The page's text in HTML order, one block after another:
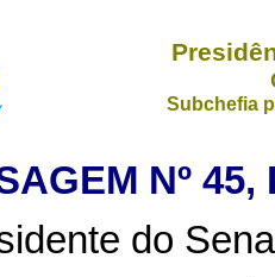
Subchefia
Nº
do